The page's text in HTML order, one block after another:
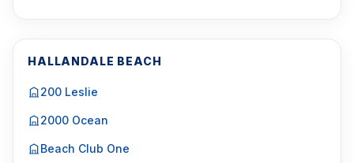
HALLANDALE BEACH
200 Leslie
2000 Ocean
Beach Club One